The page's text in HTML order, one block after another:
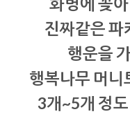
진짜같은 파
행운을
행복나무 머니
3개~5개 정